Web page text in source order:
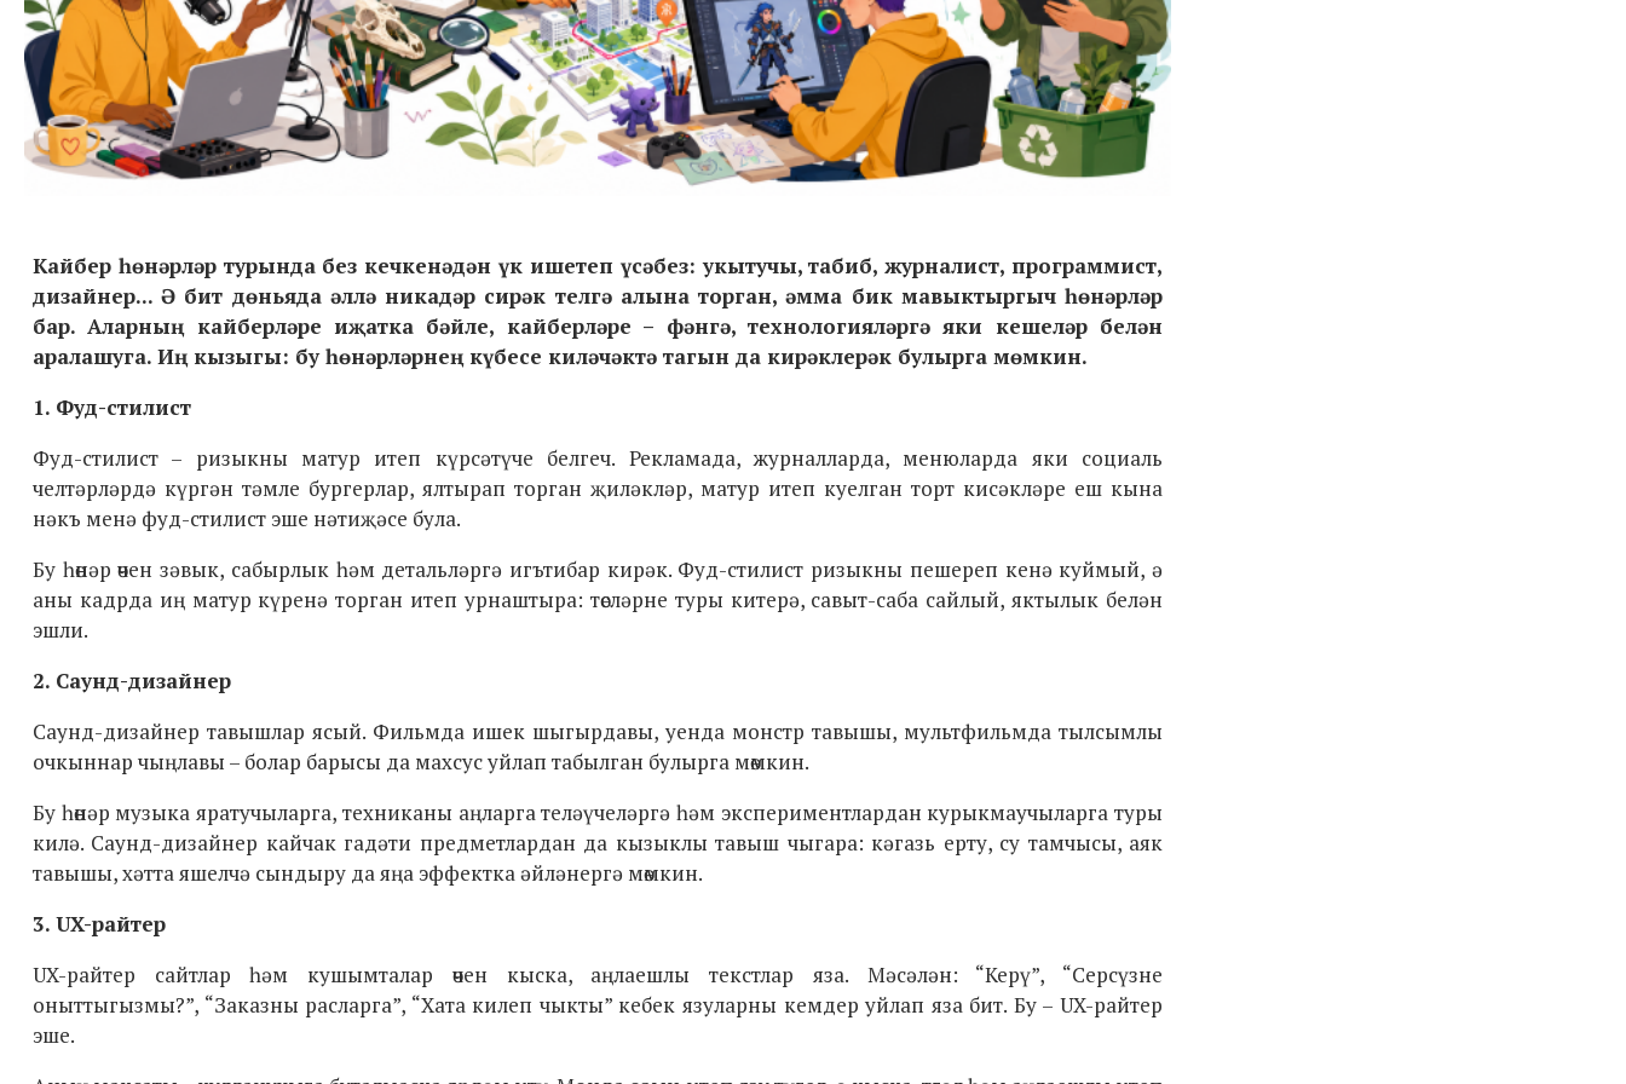
Кайбер һөнәрләр турында без кечкенәдән үк ишетеп үсәбез: укытучы, табиб, журналист, программист,
дизайнер... Ә бит дөньяда әллә никадәр сирәк телгә алына торган, әмма бик мавыктыргыч һөнәрләр
бар. Аларның кайберләре иҗатка бәйле, кайберләре – фәнгә, технологияләргә яки кешеләр белән
аралашуга. Иң кызыгы: бу һөнәрләрнең күбесе киләчәктә тагын да кирәклерәк булырга мөмкин.
1. Фуд-стилист
Фуд-стилист – ризыкны матур итеп күрсәтүче белгеч. Рекламада, журналларда, менюларда яки социаль
челтәрләрдә күргән тәмле бургерлар, ялтырап торган җиләкләр, матур итеп куелган торт кисәкләре еш кына
нәкъ менә фуд-стилист эше нәтиҗәсе була.
Бу һөнәр өчен зәвык, сабырлык һәм детальләргә игътибар кирәк. Фуд-стилист ризыкны пешереп кенә куймый, ә
аны кадрда иң матур күренә торган итеп урнаштыра: төсләрне туры китерә, савыт-саба сайлый, яктылык белән
эшли.
2. Саунд-дизайнер
Саунд-дизайнер тавышлар ясый. Фильмда ишек шыгырдавы, уенда монстр тавышы, мультфильмда тылсымлы
очкыннар чыңлавы – болар барысы да махсус уйлап табылган булырга мөмкин.
Бу һөнәр музыка яратучыларга, техниканы аңларга теләүчеләргә һәм экспериментлардан курыкмаучыларга туры
килә. Саунд-дизайнер кайчак гадәти предметлардан да кызыклы тавыш чыгара: кәгазь ерту, су тамчысы, аяк
тавышы, хәтта яшелчә сындыру да яңа эффектка әйләнергә мөмкин.
3. UX-райтер
UX-райтер сайтлар һәм кушымталар өчен кыска, аңлаешлы текстлар яза. Мәсәлән: “Керү”, “Серсүзне
оныттыгызмы?”, “Заказны расларга”, “Хата килеп чыкты” кебек язуларны кемдер уйлап яза бит. Бу – UX-райтер
эше.